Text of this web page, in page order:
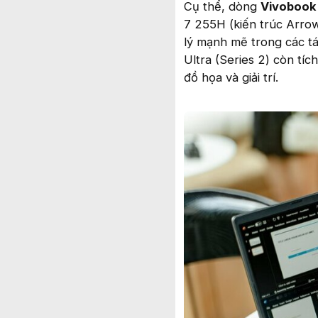
Cụ thể, dòng Vivobook
7 255H (kiến trúc
lý mạnh mẽ trong các
Ultra (Series 2) còn
đồ họa và giải trí.